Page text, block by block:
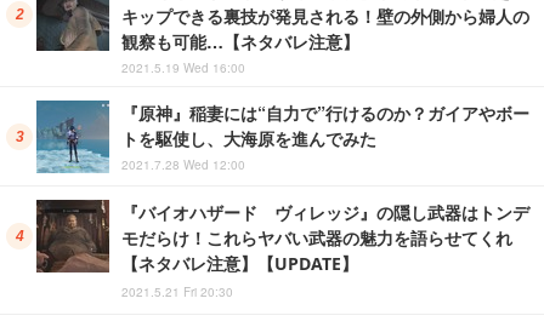
キップできる裏技が発見される！壁の外側から婦人の
観察も可能…【ネタバレ注意】
2021.5.19 Wed 16:00
『原神』稲妻には“自力で”行けるのか？ガイアやボー
トを駆使し、大海原を進んでみた
2021.7.28 Wed 12:00
『バイオハザード ヴィレッジ』の隠し武器はトンデ
モだらけ！これらヤバい武器の魅力を語らせてくれ
【ネタバレ注意】【UPDATE】
2021.5.21 Fri 20:30